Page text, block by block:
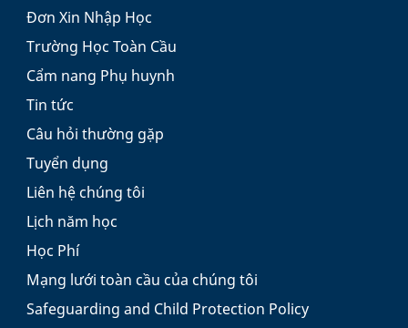
Đơn Xin Nhập Học
Trường Học Toàn Cầu
Cẩm nang Phụ huynh
Tin tức
Câu hỏi thường gặp
Tuyển dụng
Liên hệ chúng tôi
Lịch năm học
Học Phí
Mạng lưới toàn cầu của chúng tôi
Safeguarding and Child Protection Policy